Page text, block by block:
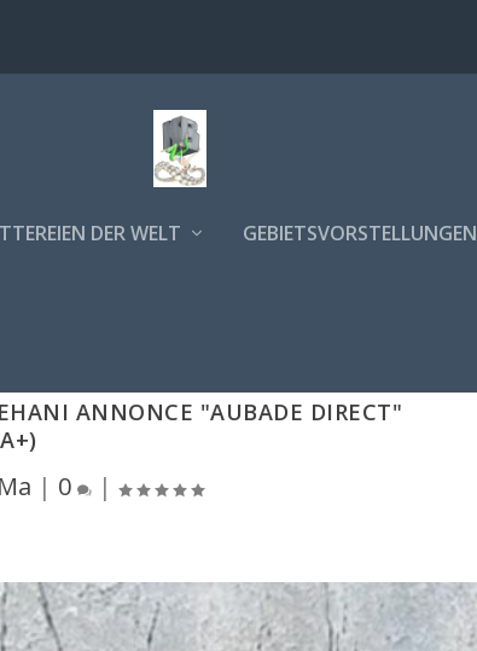
DER WELT GEBIETSVORSTELLUNGEN
ANNONCE "AUBADE DIRECT"
| 0 |